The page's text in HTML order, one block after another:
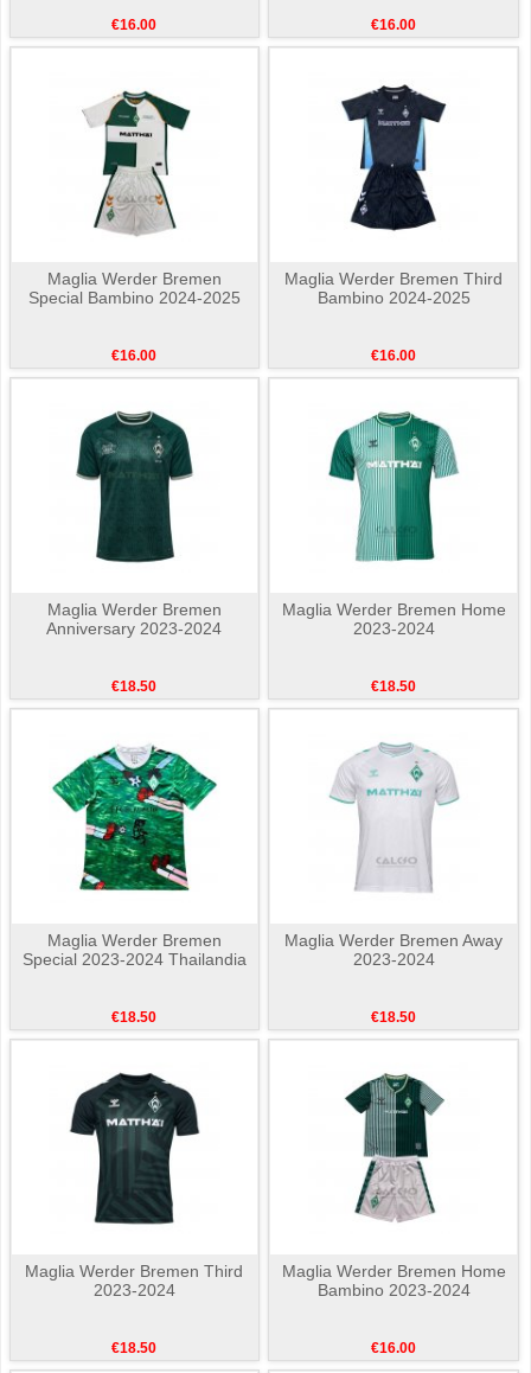
€16.00 €16.00
Maglia Werder Bremen
Special Bambino 2024-2025
€16.00
Maglia Werder Bremen Third
Bambino 2024-2025
€16.00
Maglia Werder Bremen
Anniversary 2023-2024
€18.50
Maglia Werder Bremen Home
2023-2024
€18.50
Maglia Werder Bremen
Special 2023-2024 Thailandia
€18.50
Maglia Werder Bremen Away
2023-2024
€18.50
Maglia Werder Bremen Third
2023-2024
€18.50
Maglia Werder Bremen Home
Bambino 2023-2024
€16.00